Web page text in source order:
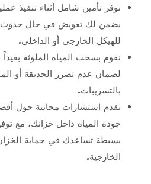
نوفر تأمين شامل أثناء تنفيذ
يضمن لك تعويض في حال حدوث
للهيكل الخارجي أو الداخلي.
نقوم بسحب المياه الملوثة
لضمان عدم تضرر الحديقة أو
بالتسريبات.
نقدم استشارات مجانية حول
جودة المياه داخل خزانك، مع
بسيطة تساعدك في حماية
الخارجية.